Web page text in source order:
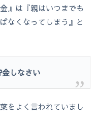
』は『親はいつまでも
なくなってしまう』と
しなさい
をよく言われていまし